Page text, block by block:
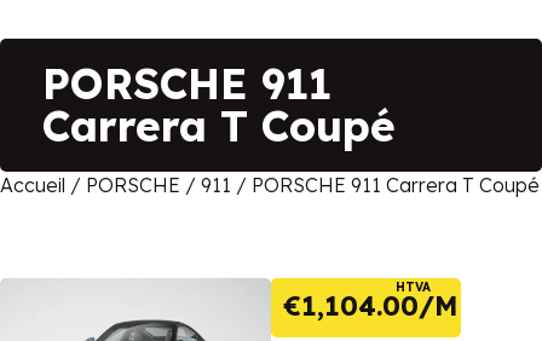
PORSCHE 911
Carrera T Coupé
Accueil / PORSCHE / 911 / PORSCHE 911 Carrera T Coupé
€1,104.00
HTVA